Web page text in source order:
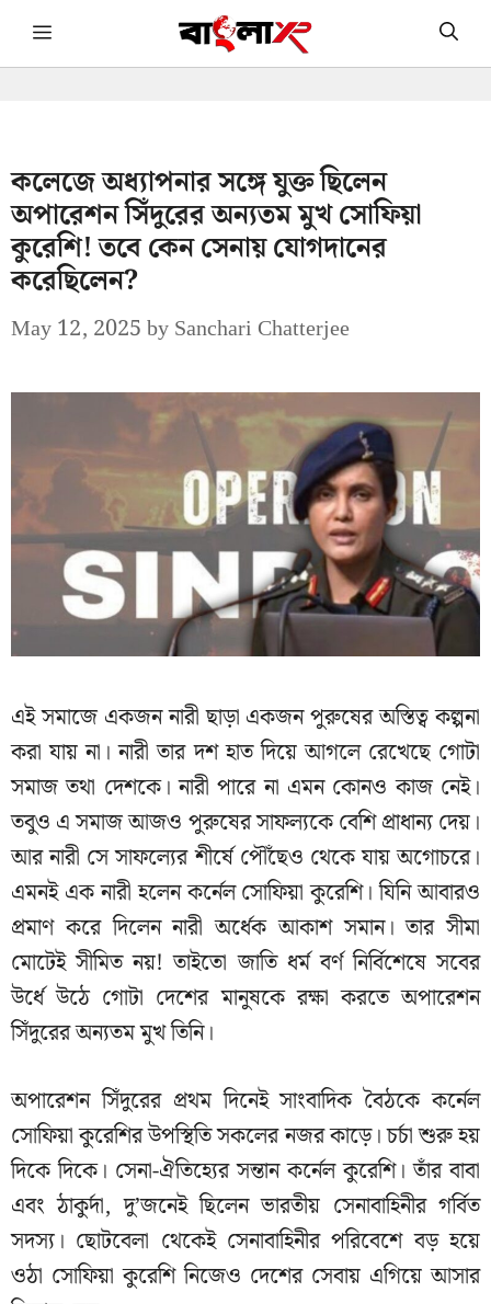
Skip Menu
কলেজে অধ্যাপনার সঙ্গে যুক্ত ছিলেন
অপারেশন সিঁদুরের অন্যতম মুখ সোফিয়া
কুরেশি! তবে কেন সেনায় যোগদানের
করেছিলেন?
May 12, 2025bySanchari Chatterjee
এই সমাজে একজন নারী ছাড়া একজন পুরুষের অস্তিত্ব কল্পনা
করা যায় না। নারী তার দশ হাত দিয়ে আগলে রেখেছে গোটা
সমাজ তথা দেশকে। নারী পারে না এমন কোনও কাজ নেই।
তবুও এ সমাজ আজও পুরুষের সাফল্যকে বেশি প্রাধান্য দেয়।
আর নারী সে সাফল্যের শীর্ষে পৌঁছেও থেকে যায় অগোচরে।
এমনই এক নারী হলেন কর্নেল সোফিয়া কুরেশি। যিনি আবারও
প্রমাণ করে দিলেন নারী অর্ধেক আকাশ সমান। তার সীমা
মোটেই সীমিত নয়! তাইতো জাতি ধর্ম বর্ণ নির্বিশেষে সবের
উর্ধে উঠে গোটা দেশের মানুষকে রক্ষা করতে অপারেশন
সিঁদুরের অন্যতম মুখ তিনি।
অপারেশন সিঁদুরের প্রথম দিনেই সাংবাদিক বৈঠকে কর্নেল
সোফিয়া কুরেশির উপস্থিতি সকলের নজর কাড়ে। চর্চা শুরু হয়
দিকে দিকে। সেনা-ঐতিহ্যের সন্তান কর্নেল কুরেশি। তাঁর বাবা
এবং ঠাকুর্দা, দু’জনেই ছিলেন ভারতীয় সেনাবাহিনীর গর্বিত
সদস্য। ছোটবেলা থেকেই সেনাবাহিনীর পরিবেশে বড় হয়ে
ওঠা সোফিয়া কুরেশি নিজেও দেশের সেবায় এগিয়ে আসার